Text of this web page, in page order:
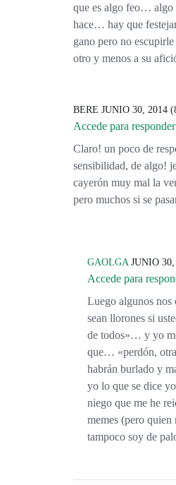
que es algo feo… algo
hace… hay que
gano pero no
otro y menos a su
BERE JUNIO 30, 2014
Accede para responder
Claro! un poco de
sensibilidad, de algo!
cayerón muy mal la
pero muchos si se
GAOLGA JUNIO
Accede para
Luego algunos nos
sean llorones si
de todos»… y yo
que… «perdón,
habrán burlado y
yo lo que se dice
niego que me he
memes (pero
tampoco soy de